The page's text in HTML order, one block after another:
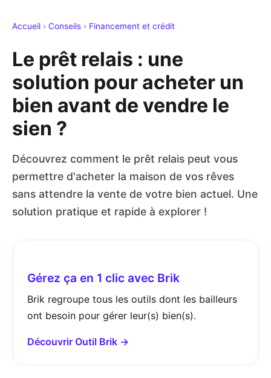
Accueil › Conseils › Financement et crédit
Le prêt relais : une
solution pour acheter un
bien avant de vendre le
sien ?
Découvrez comment le prêt relais peut vous
permettre d'acheter la maison de vos rêves
sans attendre la vente de votre bien actuel. Une
solution pratique et rapide à explorer !
Gérez ça en 1 clic avec Brik
Brik regroupe tous les outils dont les bailleurs
ont besoin pour gérer leur(s) bien(s).
Découvrir Outil Brik →